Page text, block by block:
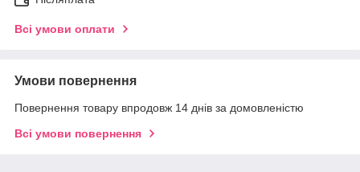
Всі умови оплати
Умови повернення
Повернення товару впродовж 14 днів за домовленістю
Всі умови повернення